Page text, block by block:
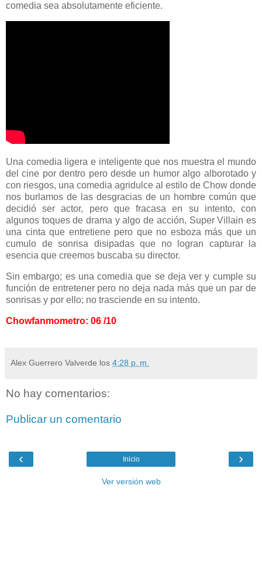
comedia sea absolutamente eficiente.
Una comedia ligera e inteligente que nos muestra el mundo
del cine por dentro pero desde un humor algo alborotado y
con riesgos, una comedia agridulce al estilo de Chow donde
nos burlamos de las desgracias de un hombre común que
decidió ser actor, pero que fracasa en su intento, con
algunos toques de drama y algo de acción, Super Villain es
una cinta que entretiene pero que no esboza más que un
cumulo de sonrisa disipadas que no logran capturar la
esencia que creemos buscaba su director.
Sin embargo; es una comedia que se deja ver y cumple su
función de entretener pero no deja nada más que un par de
sonrisas y por ello; no trasciende en su intento.
Chowfanmometro: 06 /10
Alex Guerrero Valverde los 4:28 p. m.
No hay comentarios:
Publicar un comentario
‹ ›
Inicio
Ver versión web